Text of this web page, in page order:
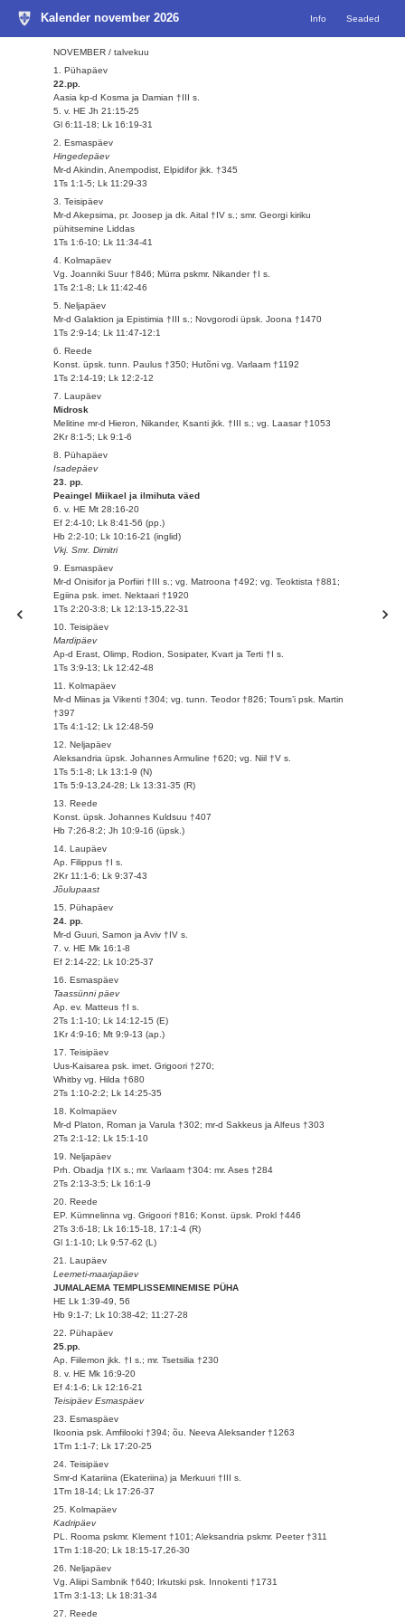
Kalender november 2026 Info Seaded
NOVEMBER / talvekuu
1. Pühapäev
22.pp.
Aasia kp-d Kosma ja Damian †III s.
5. v. HE Jh 21:15-25
Gl 6:11-18; Lk 16:19-31
2. Esmaspäev
Hingedepäev
Mr-d Akindin, Anempodist, Elpidifor jkk. †345
1Ts 1:1-5; Lk 11:29-33
3. Teisipäev
Mr-d Akepsima, pr. Joosep ja dk. Aital †IV s.; smr. Georgi kiriku
pühitsemine Liddas
1Ts 1:6-10; Lk 11:34-41
4. Kolmapäev
Vg. Joanniki Suur †846; Mürra pskmr. Nikander †I s.
1Ts 2:1-8; Lk 11:42-46
5. Neljapäev
Mr-d Galaktion ja Epistimia †III s.; Novgorodi üpsk. Joona †1470
1Ts 2:9-14; Lk 11:47-12:1
6. Reede
Konst. üpsk. tunn. Paulus †350; Hutõni vg. Varlaam †1192
1Ts 2:14-19; Lk 12:2-12
7. Laupäev
Midrosk
Melitine mr-d Hieron, Nikander, Ksanti jkk. †III s.; vg. Laasar †1053
2Kr 8:1-5; Lk 9:1-6
8. Pühapäev
Isadepäev
23. pp.
Peaingel Miikael ja ilmihuta väed
6. v. HE Mt 28:16-20
Ef 2:4-10; Lk 8:41-56 (pp.)
Hb 2:2-10; Lk 10:16-21 (inglid)
Vkj. Smr. Dimitri
9. Esmaspäev
Mr-d Onisifor ja Porfiiri †III s.; vg. Matroona †492; vg. Teoktista †881;
Egiina psk. imet. Nektaari †1920
1Ts 2:20-3:8; Lk 12:13-15,22-31
10. Teisipäev
Mardipäev
Ap-d Erast, Olimp, Rodion, Sosipater, Kvart ja Terti †I s.
1Ts 3:9-13; Lk 12:42-48
11. Kolmapäev
Mr-d Miinas ja Vikenti †304; vg. tunn. Teodor †826; Tours’i psk. Martin
†397
1Ts 4:1-12; Lk 12:48-59
12. Neljapäev
Aleksandria üpsk. Johannes Armuline †620; vg. Niil †V s.
1Ts 5:1-8; Lk 13:1-9 (N)
1Ts 5:9-13,24-28; Lk 13:31-35 (R)
13. Reede
Konst. üpsk. Johannes Kuldsuu †407
Hb 7:26-8:2; Jh 10:9-16 (üpsk.)
14. Laupäev
Ap. Filippus †I s.
2Kr 11:1-6; Lk 9:37-43
Jõulupaast
15. Pühapäev
24. pp.
Mr-d Guuri, Samon ja Aviv †IV s.
7. v. HE Mk 16:1-8
Ef 2:14-22; Lk 10:25-37
16. Esmaspäev
Taassünni päev
Ap. ev. Matteus †I s.
2Ts 1:1-10; Lk 14:12-15 (E)
1Kr 4:9-16; Mt 9:9-13 (ap.)
17. Teisipäev
Uus-Kaisarea psk. imet. Grigoori †270;
Whitby vg. Hilda †680
2Ts 1:10-2:2; Lk 14:25-35
18. Kolmapäev
Mr-d Platon, Roman ja Varula †302; mr-d Sakkeus ja Alfeus †303
2Ts 2:1-12; Lk 15:1-10
19. Neljapäev
Prh. Obadja †IX s.; mr. Varlaam †304: mr. Ases †284
2Ts 2:13-3:5; Lk 16:1-9
20. Reede
EP. Kümnelinna vg. Grigoori †816; Konst. üpsk. Prokl †446
2Ts 3:6-18; Lk 16:15-18, 17:1-4 (R)
Gl 1:1-10; Lk 9:57-62 (L)
21. Laupäev
Leemeti-maarjapäev
JUMALAEMA TEMPLISSEMINEMISE PÜHA
HE Lk 1:39-49, 56
Hb 9:1-7; Lk 10:38-42; 11:27-28
22. Pühapäev
25.pp.
Ap. Fiilemon jkk. †I s.; mr. Tsetsilia †230
8. v. HE Mk 16:9-20
Ef 4:1-6; Lk 12:16-21
Teisipäev Esmaspäev
23. Esmaspäev
Ikoonia psk. Amfilooki †394; õu. Neeva Aleksander †1263
1Tm 1:1-7; Lk 17:20-25
24. Teisipäev
Smr-d Katariina (Ekateriina) ja Merkuuri †III s.
1Tm 18-14; Lk 17:26-37
25. Kolmapäev
Kadripäev
PL. Rooma pskmr. Klement †101; Aleksandria pskmr. Peeter †311
1Tm 1:18-20; Lk 18:15-17,26-30
26. Neljapäev
Vg. Aliipi Sambnik †640; Irkutski psk. Innokenti †1731
1Tm 3:1-13; Lk 18:31-34
27. Reede